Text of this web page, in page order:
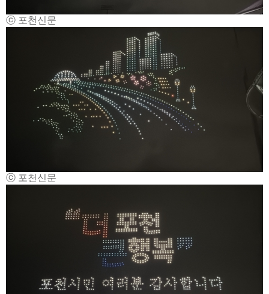
ⓒ 포천신문
ⓒ 포천신문